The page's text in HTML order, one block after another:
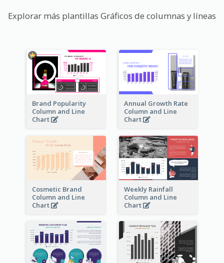
Explorar más plantillas Gráficos de columnas y líneas
Brand Popularity
Column and Line
Chart
Annual Growth Rate
Column and Line
Chart
Cosmetic Brand
Column and Line
Chart
Weekly Rainfall
Column and Line
Chart